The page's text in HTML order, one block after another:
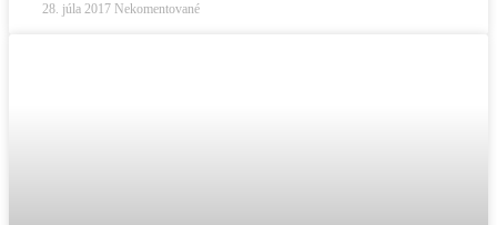
28. júla 2017 Nekomentované